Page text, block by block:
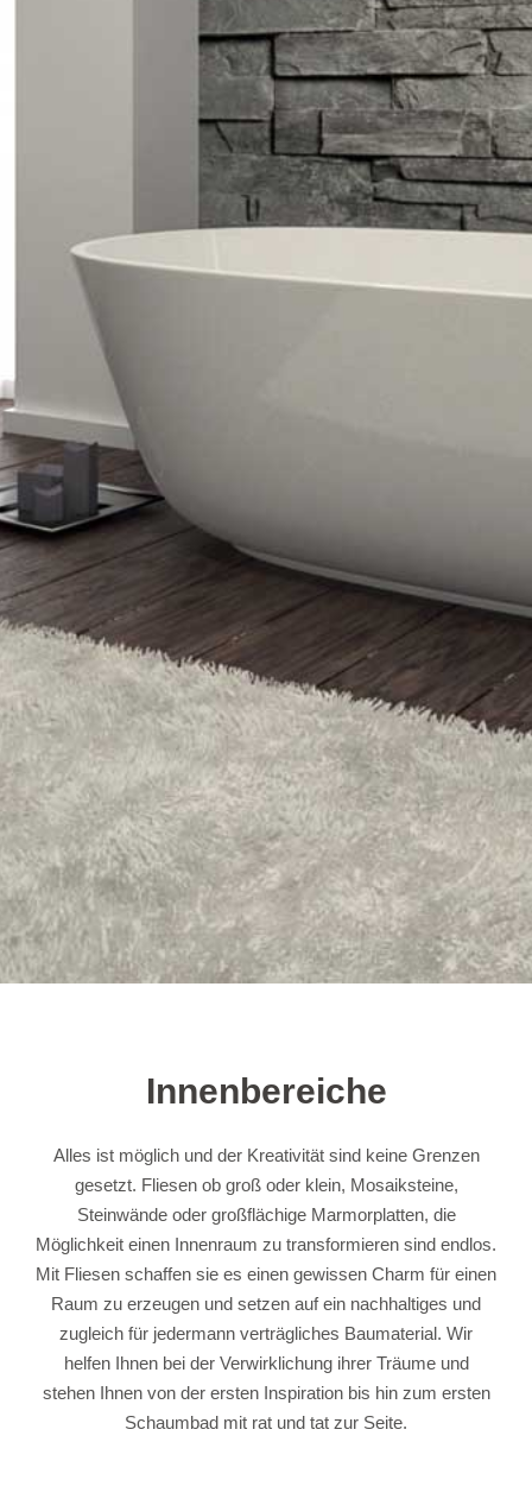
Innenbereiche
Alles ist möglich und der Kreativität sind keine Grenzen
gesetzt. Fliesen ob groß oder klein, Mosaiksteine,
Steinwände oder großflächige Marmorplatten, die
Möglichkeit einen Innenraum zu transformieren sind endlos.
Mit Fliesen schaffen sie es einen gewissen Charm für einen
Raum zu erzeugen und setzen auf ein nachhaltiges und
zugleich für jedermann verträgliches Baumaterial. Wir
helfen Ihnen bei der Verwirklichung ihrer Träume und
stehen Ihnen von der ersten Inspiration bis hin zum ersten
Schaumbad mit rat und tat zur Seite.